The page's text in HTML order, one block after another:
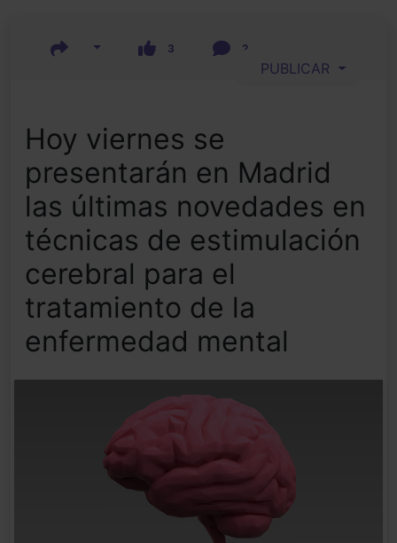
3 2
PUBLICAR
Hoy viernes se
presentarán en Madrid
las últimas novedades en
técnicas de estimulación
cerebral para el
tratamiento de la
enfermedad mental